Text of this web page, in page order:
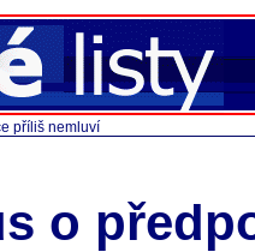
příliš nemluví
o